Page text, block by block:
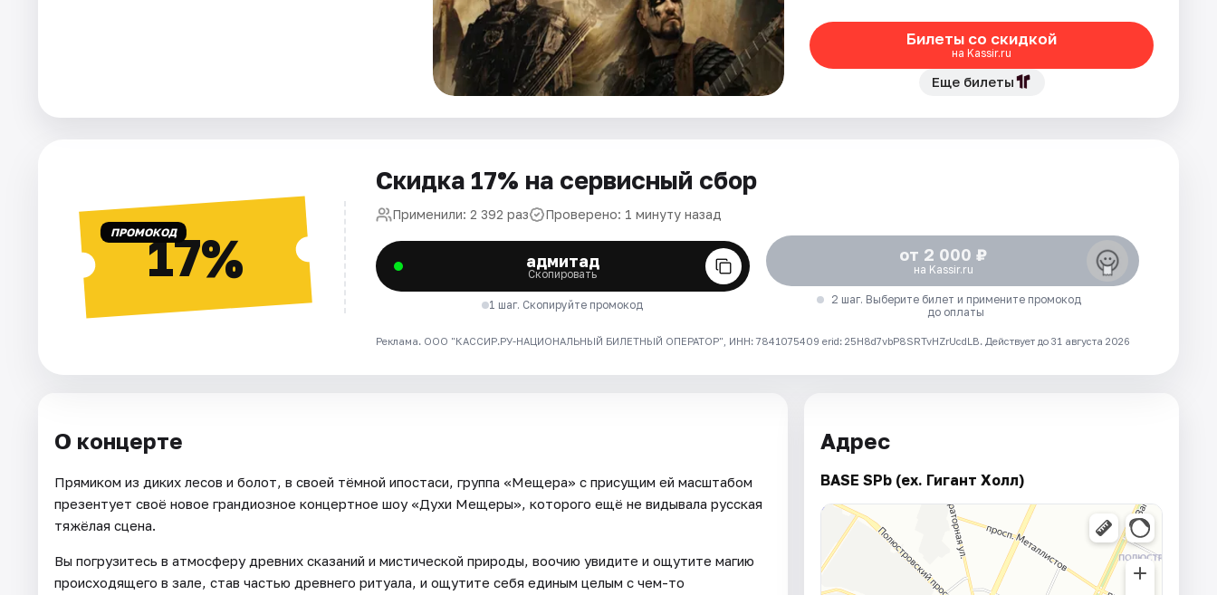
Билеты со скидкой
на Kassir.ru
Еще билеты
ПРОМОКОД17%
Скидка 17% на сервисный сбор
Применили: 2 392 раз Проверено: 1 минуту назад
адмитад
Скопировать
1 шаг. Скопируйте промокод
от 2 000 ₽
на Kassir.ru
2 шаг. Выберите билет и примените промокод
до оплаты
Реклама. ООО "КАССИР.РУ-НАЦИОНАЛЬНЫЙ БИЛЕТНЫЙ ОПЕРАТОР", ИНН: 7841075409 erid: 25H8d7vbP8SRTvHZrUcdLB. Действует до 31 августа 2026
О концерте
Прямиком из диких лесов и болот, в своей тёмной ипостаси, группа «Мещера» с присущим ей масштабом
презентует своё новое грандиозное концертное шоу «Духи Мещеры», которого ещё не видывала русская
тяжёлая сцена.
Вы погрузитесь в атмосферу древних сказаний и мистической природы, воочию увидите и ощутите магию
происходящего в зале, став частью древнего ритуала, и ощутите себя единым целым с чем-то
Адрес
BASE SPb (ex. Гигант Холл)